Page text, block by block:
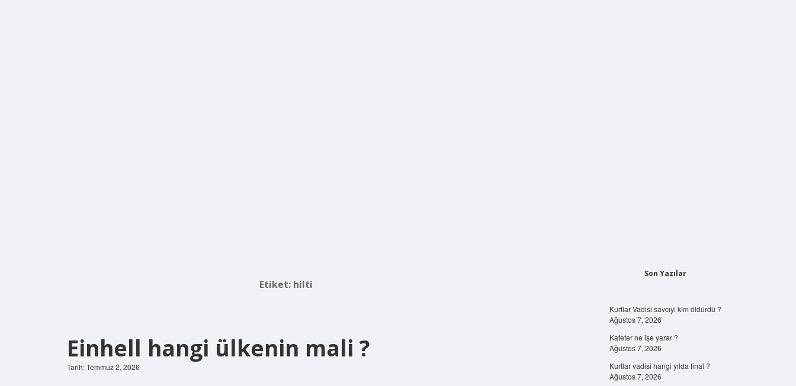
Etiket: hilti
Einhell hangi ülkenin mali ?
Tarih: Temmuz 2, 2026
Son Yazılar
Kurtlar Vadisi savcıyı kim öldürdü ?
Ağustos 7, 2026
Kateter ne işe yarar ?
Ağustos 7, 2026
Kurtlar vadisi hangi yılda final ?
Ağustos 7, 2026